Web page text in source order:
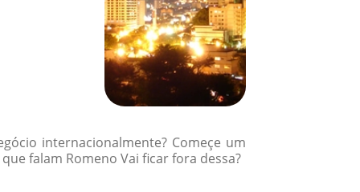
internacionalmente? Começe um
falam Romeno Vai ficar fora dessa?